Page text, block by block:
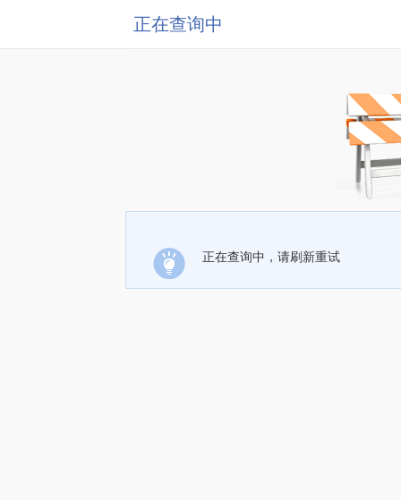
正在查询中
正在查询中，请刷新重试